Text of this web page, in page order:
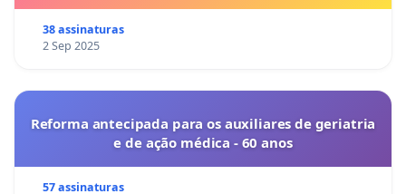
38 assinaturas
2 Sep 2025
Reforma antecipada para os auxiliares de geriatria
e de ação médica - 60 anos
57 assinaturas